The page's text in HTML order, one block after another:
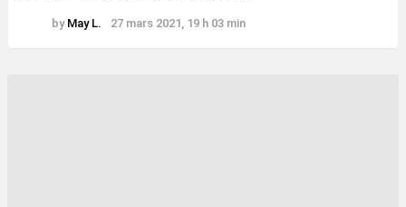
by May L. 27 mars 2021, 19 h 03 min